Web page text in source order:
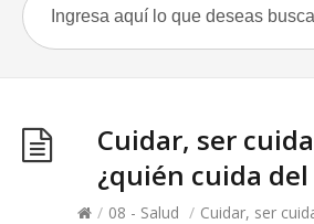
Cuidar, ser
¿quién cuida
/ 08 - Salud / Cuidar, ser